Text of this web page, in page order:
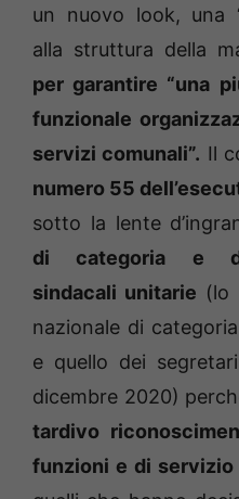
un nuovo look, una
alla struttura della
per garantire “una
funzionale
servizi comunali”. Il
numero 55
sotto la lente
di categoria e
sindacali unitarie (lo
nazionale di
e quello dei
dicembre 2020)
tardivo
funzioni e di